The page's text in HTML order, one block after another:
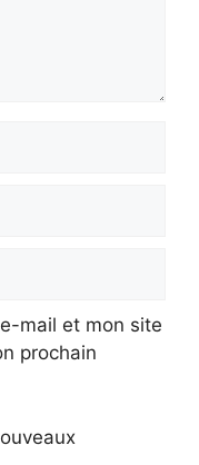
mail et mon site
prochain